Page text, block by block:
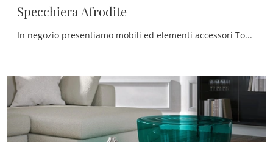
Specchiera Afrodite
In negozio presentiamo mobili ed elementi accessori Tonin Casa: la quasi infinita gamma di bellissimi Complementi dell'azienda ti attende.